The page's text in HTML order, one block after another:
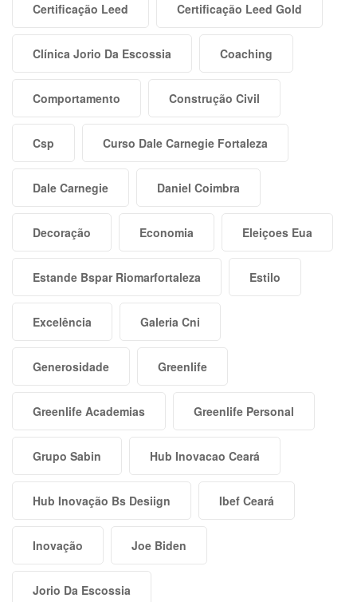
Certificação Leed Certificação Leed Gold
Clínica Jorio Da Escossia Coaching
Comportamento Construção Civil
Csp Curso Dale Carnegie Fortaleza
Dale Carnegie Daniel Coimbra
Decoração Economia Eleiçoes Eua
Estande Bspar Riomarfortaleza Estilo
Excelência Galeria Cni
Generosidade Greenlife
Greenlife Academias Greenlife Personal
Grupo Sabin Hub Inovacao Ceará
Hub Inovação Bs Desiign Ibef Ceará
Inovação Joe Biden
Jorio Da Escossia